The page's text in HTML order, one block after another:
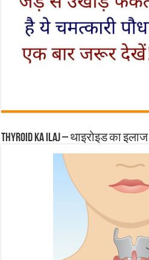
Thyroid ka ilaj – थाइरोइड का इलाज